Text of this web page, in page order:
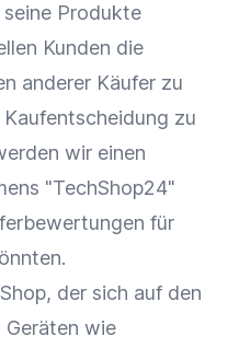
seine Produkte
Kunden die
anderer Käufer zu
Kaufentscheidung zu
wir einen
"TechShop24"
für
, der sich auf den
wie